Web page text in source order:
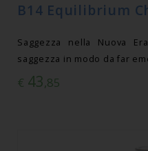
B14 Equilibrium
Saggezza nella Nuova
saggezza in modo da far
€ 43,85